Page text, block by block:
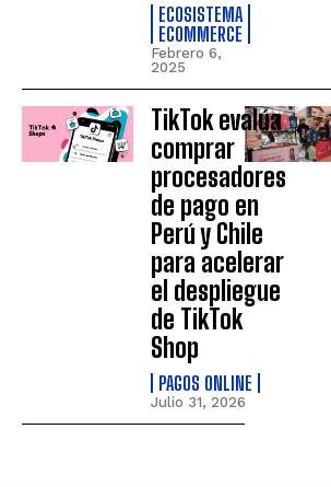
ECOSISTEMA
ECOMMERCE
Febrero 6,
2025
TikTok evalúa
comprar
procesadores
de pago en
Perú y Chile
para acelerar
el despliegue
de TikTok
Shop
PAGOS ONLINE
Julio 31, 2026